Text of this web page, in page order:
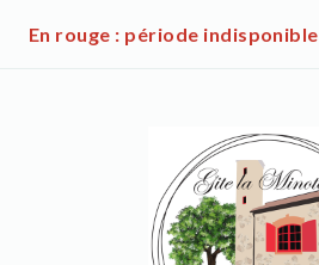
En rouge : période indisponible